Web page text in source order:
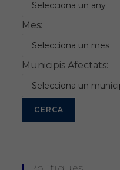
Mes:
Municipis Afectats: